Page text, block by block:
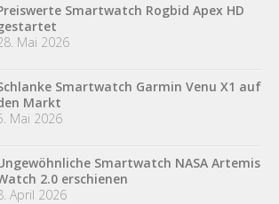
Smartwatch Rogbid Apex HD
Mai 2026
Smartwatch Garmin Venu X1 auf
Markt
Mai 2026
Smartwatch NASA Artemis
2.0 erschienen
April 2026